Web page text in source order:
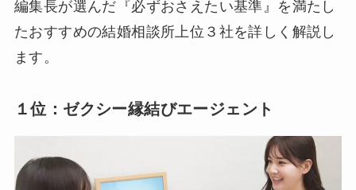
編集長が選んだ『必ずおさえたい基準』を満たし
たおすすめの結婚相談所上位３社を詳しく解説し
ます。
１位：ゼクシー縁結びエージェント